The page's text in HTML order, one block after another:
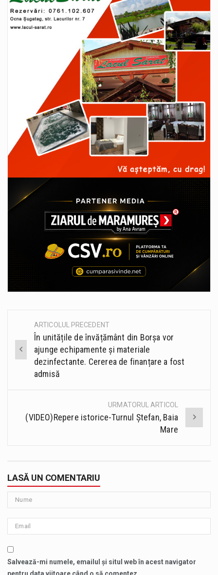
Post
navigation
ARTICOLUL PRECEDENT
În unitățile de învățământ din Borșa vor
ajunge echipamente și materiale
dezinfectante. Cererea de finanțare a fost
admisă
URMATORUL ARTICOL
(VIDEO)Repere istorice-Turnul Ștefan, Baia
Mare
LASĂ UN COMENTARIU
Salvează-mi numele, emailul și situl web în acest navigator
pentru data viitoare când o să comentez.